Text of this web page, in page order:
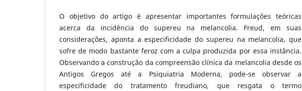
O objetivo do artigo é apresentar importantes formulações teóricas
acerca da incidência do supereu na melancolia. Freud, em suas
considerações, aponta a especificidade do supereu na melancolia, que
sofre de modo bastante feroz com a culpa produzida por essa instância.
Observando a construção da compreensão clínica da melancolia desde os
Antigos Gregos até a Psiquiatria Moderna, pode-se observar a
especificidade do tratamento freudiano, que resgata o termo